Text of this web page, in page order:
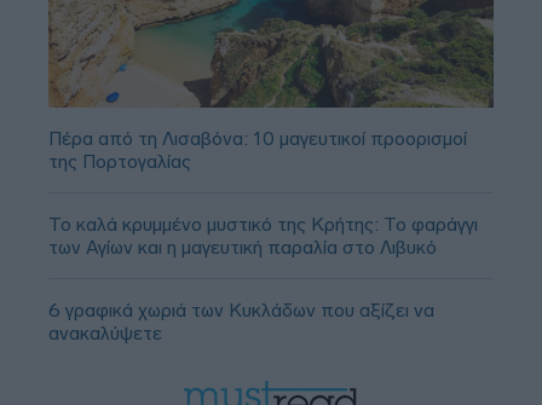
Πέρα από τη Λισαβόνα: 10 μαγευτικοί προορισμοί
της Πορτογαλίας
Το καλά κρυμμένο μυστικό της Κρήτης: Το φαράγγι
των Αγίων και η μαγευτική παραλία στο Λιβυκό
6 γραφικά χωριά των Κυκλάδων που αξίζει να
ανακαλύψετε